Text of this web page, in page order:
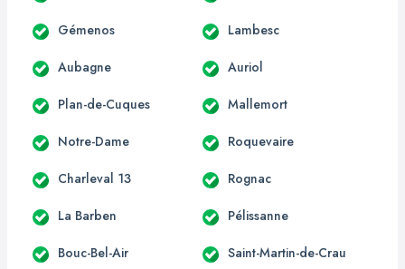
Gémenos Lambesc
Aubagne Auriol
Plan-de-Cuques Mallemort
Notre-Dame Roquevaire
Charleval 13 Rognac
La Barben Pélissanne
Bouc-Bel-Air Saint-Martin-de-Crau